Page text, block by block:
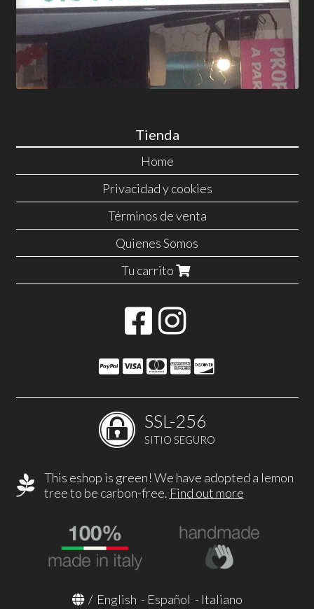
Tienda
Home
Privacidad y cookies
Términos de venta
Quienes Somos
Tu carrito
SSL-256
SITIO SEGURO
This eshop is green! We have adopted a lemon
tree to be carbon-free. Find out more
/ English - Español - Italiano